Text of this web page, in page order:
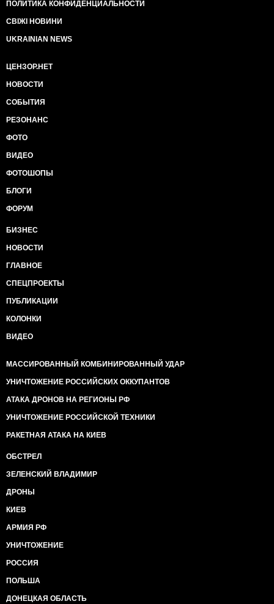
ПОЛИТИКА КОНФИДЕНЦИАЛЬНОСТИ
СВІЖІ НОВИНИ
UKRAINIAN NEWS
ЦЕНЗОР.НЕТ
НОВОСТИ
СОБЫТИЯ
РЕЗОНАНС
ФОТО
ВИДЕО
ФОТОШОПЫ
БЛОГИ
ФОРУМ
БИЗНЕС
НОВОСТИ
ГЛАВНОЕ
СПЕЦПРОЕКТЫ
ПУБЛИКАЦИИ
КОЛОНКИ
ВИДЕО
МАССИРОВАННЫЙ КОМБИНИРОВАННЫЙ УДАР
УНИЧТОЖЕНИЕ РОССИЙСКИХ ОККУПАНТОВ
АТАКА ДРОНОВ НА РЕГИОНЫ РФ
УНИЧТОЖЕНИЕ РОССИЙСКОЙ ТЕХНИКИ
РАКЕТНАЯ АТАКА НА КИЕВ
ОБСТРЕЛ
ЗЕЛЕНСКИЙ ВЛАДИМИР
ДРОНЫ
КИЕВ
АРМИЯ РФ
УНИЧТОЖЕНИЕ
РОССИЯ
ПОЛЬША
ДОНЕЦКАЯ ОБЛАСТЬ